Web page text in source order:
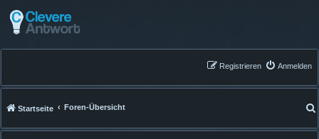
Anmelden
Registrieren
Startseite Foren-Übersicht